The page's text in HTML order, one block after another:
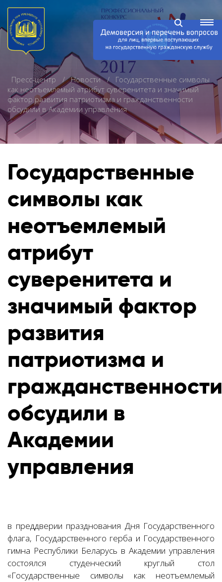
Пресс-центр Новости
Государственные символы
как неотъемлемый атрибут суверенитета и значимый
фактор развития патриотизма и гражданственности
обсудили в Академии управления
Государственные
символы как
неотъемлемый
атрибут
суверенитета и
значимый фактор
развития
патриотизма и
гражданственности
обсудили в
Академии
управления
в преддверии празднования Дня Государственного
флага, Государственного герба и Государственного
гимна Республики Беларусь в Академии управления
состоялся студенческий круглый стол
«Государственные символы как неотъемлемый